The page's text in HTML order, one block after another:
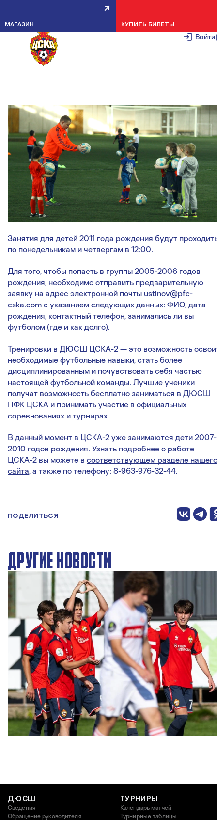
Войти
МАГАЗИН КУПИТЬ БИЛЕТЫ
ДЮСШ ЦСКА-2 ПРОВОДИТ
ДОПОЛНИТЕЛЬНЫЙ НАБОР
ДЕТЕЙ
Занятия для детей 2011 года рождения будут
по понедельникам и четвергам в 12:00.
Для того, чтобы попасть в группы 2005-2006 годов
рождения, необходимо отправить предварительную
заявку на адрес электронной почты ustinov@pfc-
cska.com с указанием следующих данных: ФИО, дата
рождения, контактный телефон, занимались ли вы
футболом (где и как долго).
Тренировки в ДЮСШ ЦСКА-2 — это возможность
необходимые футбольные навыки, стать более
дисциплинированным и почувствовать себя частью
настоящей футбольной команды. Лучшие ученики
получат возможность бесплатно заниматься в ДЮСШ
ПФК ЦСКА и принимать участие в официальных
соревнованиях и турнирах.
В данный момент в ЦСКА-2 уже занимаются дети 2007-
2010 годов рождения. Узнать подробнее о работе
ЦСКА-2 вы можете в соответствующем разделе нашего
сайта, а также по телефону: 8-963-976-32-44.
ПОДЕЛИТЬСЯ
ДРУГИЕ НОВОСТИ
ЮФЛ: Московское дерби на «Октябре»
3 АВГУСТА 2026 14:15
ДЮСШ
Сведения
Обращение руководителя
ТУРНИРЫ
Календарь матчей
Турнирные таблицы